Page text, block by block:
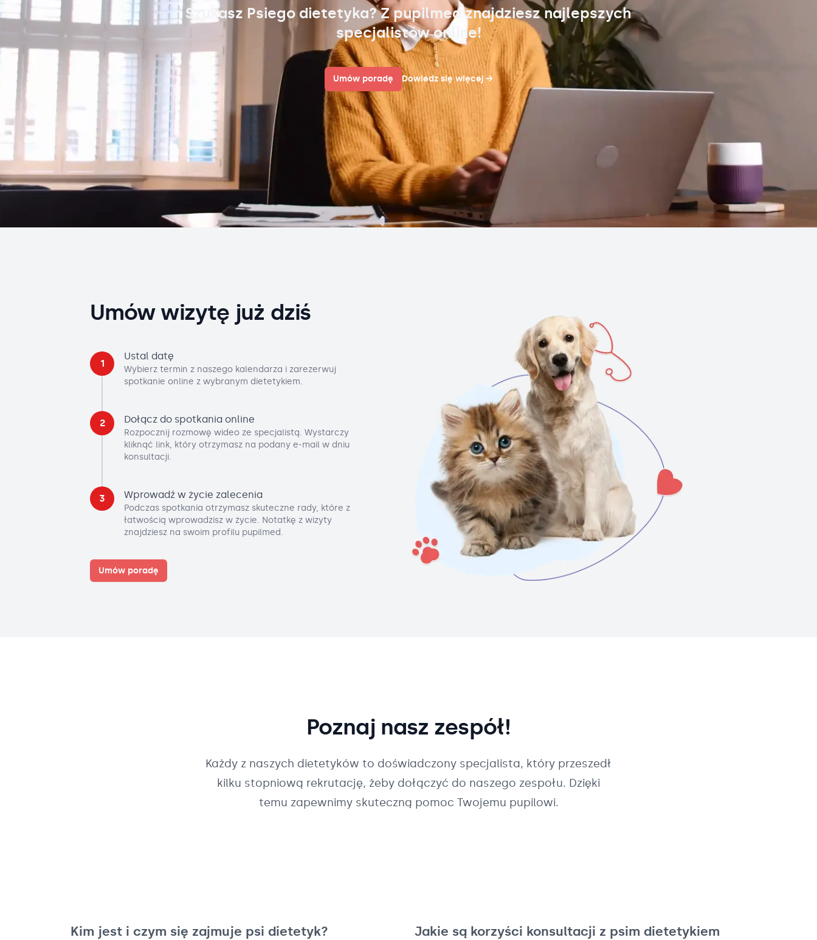
Szukasz Psiego dietetyka? Z pupilmed znajdziesz najlepszych
specjalistów online!
Umów poradę Dowiedz się więcej →
Umów wizytę już dziś
1
Ustal datę
Wybierz termin z naszego kalendarza i zarezerwuj
spotkanie online z wybranym dietetykiem.
2 Dołącz do spotkania online
Rozpocznij rozmowę wideo ze specjalistą. Wystarczy
kliknąć link, który otrzymasz na podany e-mail w dniu
konsultacji.
3 Wprowadź w życie zalecenia
Podczas spotkania otrzymasz skuteczne rady, które z
łatwością wprowadzisz w życie. Notatkę z wizyty
znajdziesz na swoim profilu pupilmed.
Umów poradę
Poznaj nasz zespół!
Każdy z naszych dietetyków to doświadczony specjalista, który przeszedł
kilku stopniową rekrutację, żeby dołączyć do naszego zespołu. Dzięki
temu zapewnimy skuteczną pomoc Twojemu pupilowi.
Kim jest i czym się zajmuje psi dietetyk?
Jakie są korzyści konsultacji z psim dietetykiem